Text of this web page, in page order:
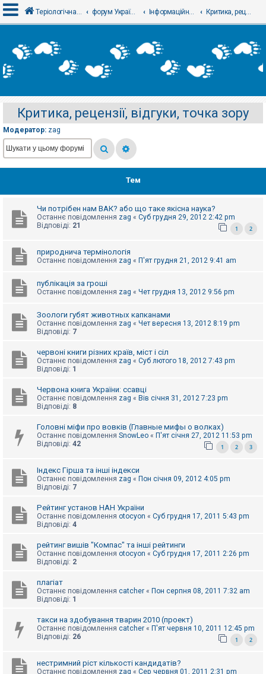
х
і
е
є
с
т
р
а
и
е
д
о
е
А
т
П
ш
о
о
Теріологічна школа форум Українського теріологічного товариства Інформаційний відділ Критика, рецензії, відгуки, точка зору
Критика, рецензії, відгуки, точка зору
Модератор: zag
Тем
Чи потрібен нам ВАК? або що таке якісна наука?
Останнє повідомлення zag « Суб грудня 29, 2012 2:42 pm
Відповіді: 21 1 2
природнича термінологія
Останнє повідомлення zag « П'ят грудня 21, 2012 9:41 am
публікація за гроші
Останнє повідомлення zag « Чет грудня 13, 2012 9:56 pm
Зоологи губят животных капканами
Останнє повідомлення zag « Чет вересня 13, 2012 8:19 pm
Відповіді: 7
червоні книги різних країв, міст і сіл
Останнє повідомлення zag « Суб лютого 18, 2012 7:43 pm
Відповіді: 1
Червона книга України: ссавці
Останнє повідомлення zag « Вів січня 31, 2012 7:23 pm
Відповіді: 8
Головні міфи про вовків (Главные мифы о волках)
Останнє повідомлення SnowLeo « П'ят січня 27, 2012 11:53 pm
Відповіді: 42 1 2 3
Індекс Гірша та інші індекси
Останнє повідомлення zag « Пон січня 09, 2012 4:05 pm
Відповіді: 7
Рейтинг установ НАН України
Останнє повідомлення otocyon « Суб грудня 17, 2011 5:43 pm
Відповіді: 4
рейтинг вишів "Компас" та інші рейтинги
Останнє повідомлення otocyon « Суб грудня 17, 2011 2:26 pm
Відповіді: 2
плагіат
Останнє повідомлення catcher « Пон серпня 08, 2011 7:32 am
Відповіді: 1
такси на здобування тварин 2010 (проект)
Останнє повідомлення catcher « П'ят червня 10, 2011 12:45 pm
Відповіді: 26 1 2
нестримний ріст кількості кандидатів?
Останнє повідомлення zag « Сер червня 01, 2011 2:31 pm